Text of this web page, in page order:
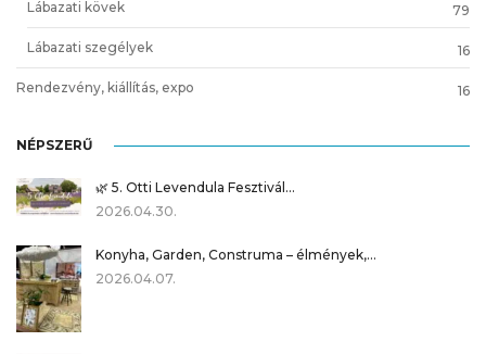
Lábazati kövek
79
Lábazati szegélyek 16
Rendezvény, kiállítás, expo 16
NÉPSZERŰ
🌿 5. Otti Levendula Fesztivál…
2026.04.30.
Konyha, Garden, Construma – élmények,…
2026.04.07.